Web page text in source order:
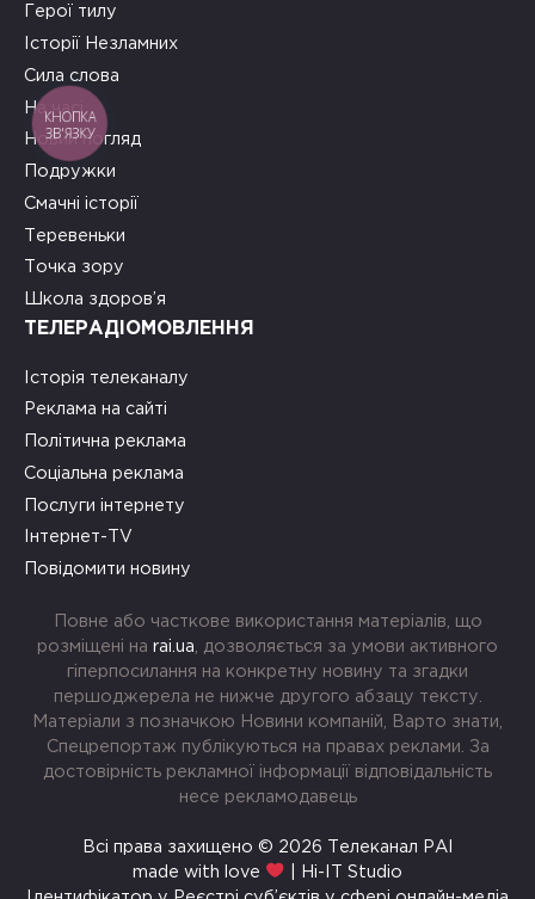
Герої тилу
Історії Незламних
Сила слова
На часі
Новий погляд
Подружки
Смачні історії
Теревеньки
Точка зору
Школа здоров’я
ТЕЛЕРАДІОМОВЛЕННЯ
Історія телеканалу
Реклама на сайті
Політична реклама
Соціальна реклама
Послуги інтернету
Інтернет-TV
Повідомити новину
Повне або часткове використання матеріалів, що
розміщені на rai.ua , дозволяється за умови активного
гіперпосилання на конкретну новину та згадки
першоджерела не нижче другого абзацу тексту.
Матеріали з позначкою Новини компаній, Варто знати,
Спецрепортаж публікуються на правах реклами. За
достовірність рекламної інформації відповідальність
несе рекламодавець
Всі права захищено © 2026 Телеканал РАІ
made with love
| Hi-IT Studio
КНОПКА
ЗВ'ЯЗКУ